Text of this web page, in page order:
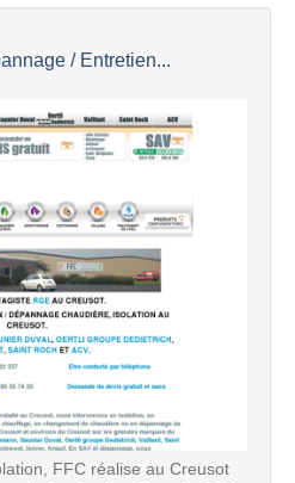
/ Entretien...
FFC réalise au Creusot